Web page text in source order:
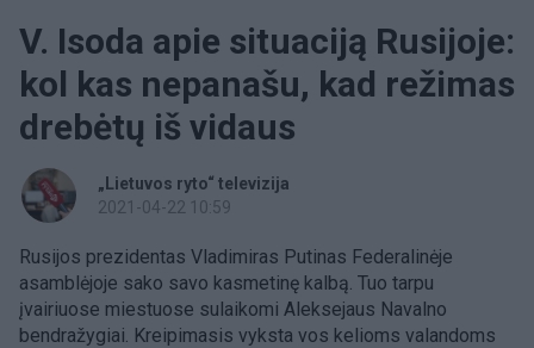
V. Isoda apie situaciją Rusijoje:
kol kas nepanašu, kad režimas
drebėtų iš vidaus
„Lietuvos ryto“ televizija
2021-04-22 10:59
Rusijos prezidentas Vladimiras Putinas Federalinėje
asamblėjoje sako savo kasmetinę kalbą. Tuo tarpu
įvairiuose miestuose sulaikomi Aleksejaus Navalno
bendražygiai. Kreipimasis vyksta vos kelioms valandoms